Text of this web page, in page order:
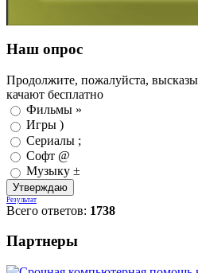
Наш опрос
Продолжите, пожалуйста,
качают бесплатно
Фильмы »
Игры )
Сериалы ;
Софт @
Музыку ±
Результат
Всего ответов: 1738
Партнеры